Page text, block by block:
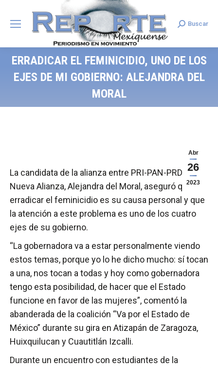
Search:
Buscar
ERRADICAR EL FEMINICIDIO, UNO DE LOS
EJES DE MI GOBIERNO: ALEJANDRA DEL
MORAL
Abr
26
2023
La candidata de la alianza entre PRI-PAN-PRD y
Nueva Alianza, Alejandra del Moral, aseguró que
erradicar el feminicidio es su causa personal y que
la atención a este problema es uno de los cuatro
ejes de su gobierno.
“La gobernadora va a estar personalmente viendo
estos temas, porque yo lo he dicho mucho: sí tocan
a una, nos tocan a todas y hoy como gobernadora
tengo esta posibilidad, de hacer que el Estado
funcione en favor de las mujeres”, comentó la
abanderada de la coalición “Va por el Estado de
México” durante su gira en Atizapán de Zaragoza,
Huixquilucan y Cuautitlán Izcalli.
Durante un encuentro con estudiantes de la